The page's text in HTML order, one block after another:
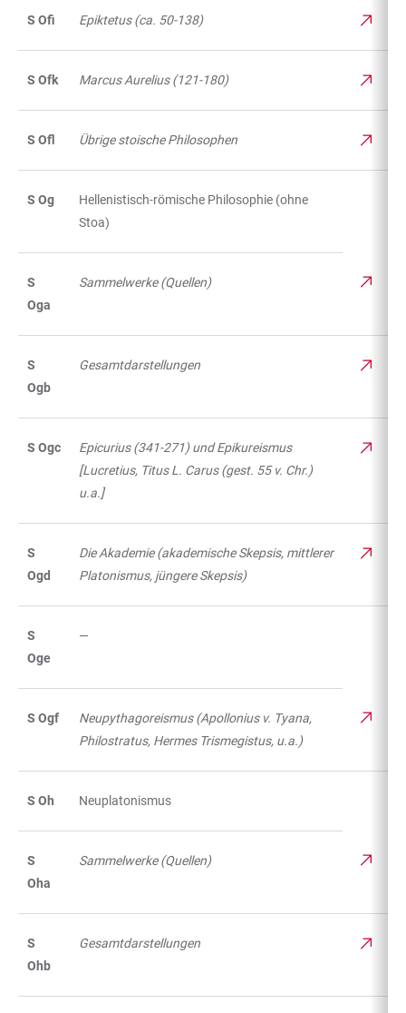
S Ofi Epiktetus (ca. 50-138)
S Ofk Marcus Aurelius (121-180)
S Ofl Übrige stoische Philosophen
S Og
Hellenistisch-römische Philosophie (ohne
Stoa)
S
Oga
Sammelwerke (Quellen)
S
Ogb
Gesamtdarstellungen
S Ogc
Epicurius (341-271) und Epikureismus
[Lucretius, Titus L. Carus (gest. 55 v. Chr.)
u.a.]
S
Ogd
Die Akademie (akademische Skepsis, mittlerer
Platonismus, jüngere Skepsis)
S
Oge
—
S Ogf
Neupythagoreismus (Apollonius v. Tyana,
Philostratus, Hermes Trismegistus, u.a.)
S Oh Neuplatonismus
S
Oha
Sammelwerke (Quellen)
S
Ohb
Gesamtdarstellungen